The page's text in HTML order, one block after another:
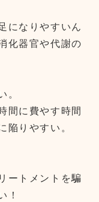
になりやすいん
化器官や代謝の
間に費やす時間
りやすい。
ートメントを騙
！